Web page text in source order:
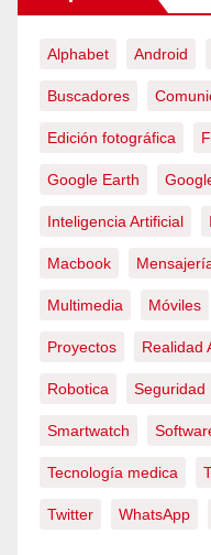
Alphabet Android
Buscadores
Edición fotográfica
Google Earth
Inteligencia Artificial
Macbook
Multimedia Móviles
Proyectos Realidad
Robotica Seguridad
Smartwatch
Tecnología medica
Twitter WhatsApp